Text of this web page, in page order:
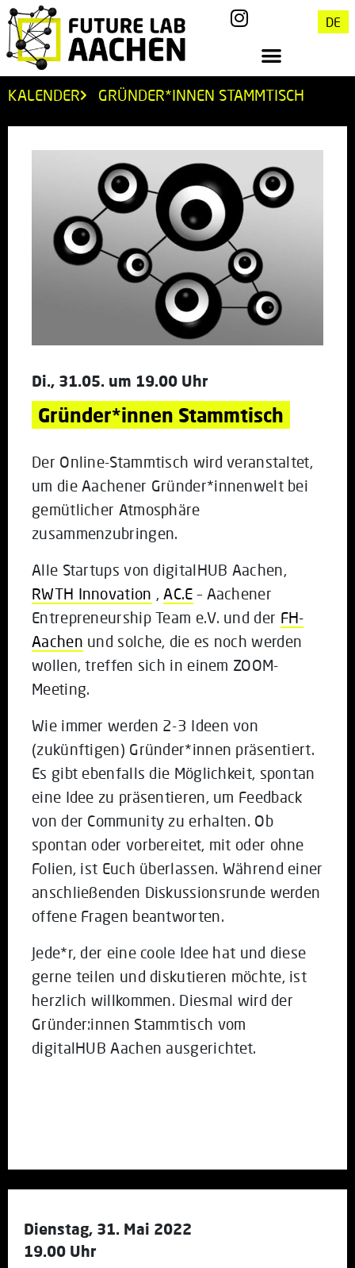
DE
KALENDER GRÜNDER*INNEN STAMMTISCH
Di., 31.05. um 19.00 Uhr
Gründer*innen Stammtisch
Der Online-Stammtisch wird veranstaltet,
um die Aachener Gründer*innenwelt bei
gemütlicher Atmosphäre
zusammenzubringen.
Alle Startups von digitalHUB Aachen,
RWTH Innovation ,AC.E – Aachener
Entrepreneurship Team e.V. und der FH-
Aachen und solche, die es noch werden
wollen, treffen sich in einem ZOOM-
Meeting.
Wie immer werden 2-3 Ideen von
(zukünftigen) Gründer*innen präsentiert.
Es gibt ebenfalls die Möglichkeit, spontan
eine Idee zu präsentieren, um Feedback
von der Community zu erhalten. Ob
spontan oder vorbereitet, mit oder ohne
Folien, ist Euch überlassen. Während einer
anschließenden Diskussionsrunde werden
offene Fragen beantworten.
Jede*r, der eine coole Idee hat und diese
gerne teilen und diskutieren möchte, ist
herzlich willkommen. Diesmal wird der
Gründer:innen Stammtisch vom
digitalHUB Aachen ausgerichtet.
Dienstag, 31. Mai 2022
19.00 Uhr